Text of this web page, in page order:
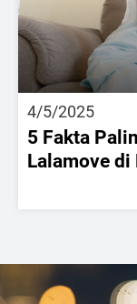
4/5/2025
5 Fakta
Lalamove di